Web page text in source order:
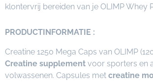
klontervrij bereiden van je OLIMP Whey
PRODUCTINFORMATIE :
Creatine 1250 Mega Caps van OLIMP
Creatine supplement voor sporters en
volwassenen. Capsules met creatine